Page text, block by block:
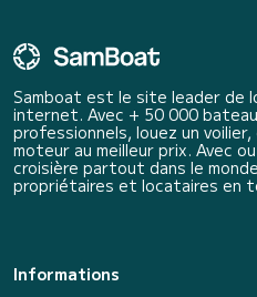
Samboat est le site leader de
internet. Avec + 50 000
professionnels, louez un
moteur au meilleur prix. Avec
croisière partout dans le
propriétaires et locataires en
Informations